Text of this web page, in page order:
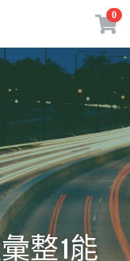
0
整1能
×